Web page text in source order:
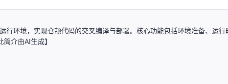
环境，实现仓颉代码的交叉编译与部署。核心功能包括环境准备、运行
介由AI生成】